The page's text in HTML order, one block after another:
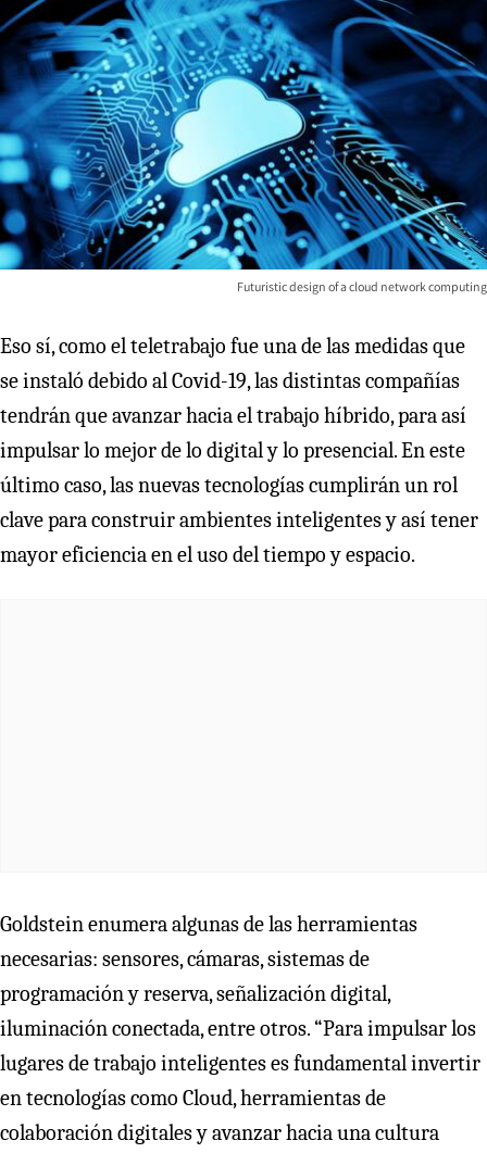
Futuristic design of a cloud network computing
Eso sí, como el teletrabajo fue una de las medidas que
se instaló debido al Covid-19, las distintas compañías
tendrán que avanzar hacia el trabajo híbrido, para así
impulsar lo mejor de lo digital y lo presencial. En este
último caso, las nuevas tecnologías cumplirán un rol
clave para construir ambientes inteligentes y así tener
mayor eficiencia en el uso del tiempo y espacio.
Goldstein enumera algunas de las herramientas
necesarias: sensores, cámaras, sistemas de
programación y reserva, señalización digital,
iluminación conectada, entre otros. “Para impulsar los
lugares de trabajo inteligentes es fundamental invertir
en tecnologías como Cloud, herramientas de
colaboración digitales y avanzar hacia una cultura